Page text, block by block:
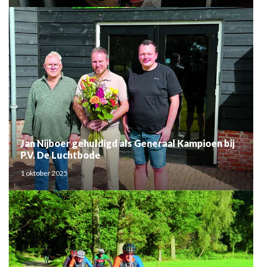
Jan Nijboer gehuldigd als Generaal Kampioen bij
P.V. De Luchtbode
1 oktober 2025